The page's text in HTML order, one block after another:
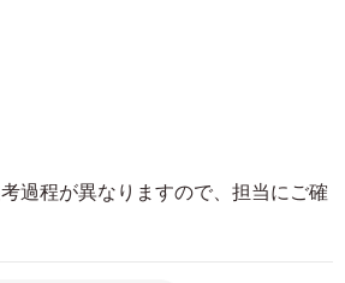
過程が異なりますので、担当にご確